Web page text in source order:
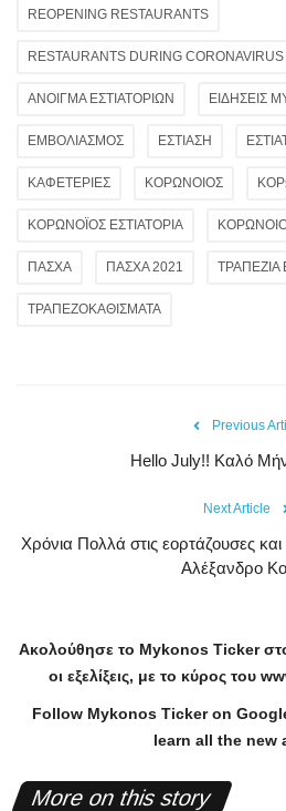
REOPENING RESTAURANTS
RESTAURANTS DURING CORONAVIRUS
ΑΝΟΙΓΜΑ ΕΣΤΙΑΤΟΡΙΩΝ ΕΙΔΗΣΕΙΣ
ΕΜΒΟΛΙΑΣΜΟΣ ΕΣΤΙΑΣΗ
ΚΑΦΕΤΕΡΙΕΣ ΚΟΡΩΝΟΙΟΣ
ΚΟΡΩΝΟΪΟΣ ΕΣΤΙΑΤΟΡΙΑ
ΠΑΣΧΑ ΠΑΣΧΑ 2021 ΤΡΑΠΕΖΙΑ
ΤΡΑΠΕΖΟΚΑΘΙΣΜΑΤΑ
Previous
Hello July!! Καλό
Next Article
Χρόνια Πολλά στις εορτάζουσες
Αλέξανδρο
Ακολούθησε το Mykonos Ticker
οι εξελίξεις, με το κύρος του
Follow Mykonos Ticker on
learn all the new
More on this story